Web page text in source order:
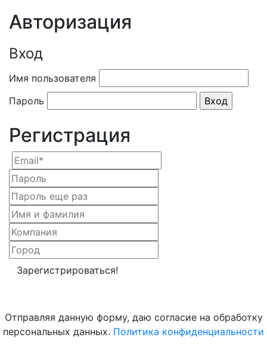
Авторизация
Вход
Имя пользователя
Пароль
Регистрация
Отправляя данную форму, даю согласие на обработку
персональных данных. Политика конфиденциальности